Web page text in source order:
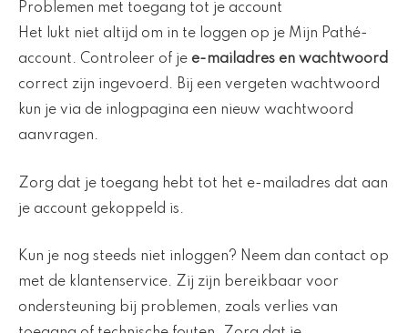
Problemen met toegang tot je account
Het lukt niet altijd om in te loggen op je Mijn Pathé-
account. Controleer of je e-mailadres en wachtwoord
correct zijn ingevoerd. Bij een vergeten wachtwoord
kun je via de inlogpagina een nieuw wachtwoord
aanvragen.
Zorg dat je toegang hebt tot het e-mailadres dat aan
je account gekoppeld is.
Kun je nog steeds niet inloggen? Neem dan contact op
met de klantenservice. Zij zijn bereikbaar voor
ondersteuning bij problemen, zoals verlies van